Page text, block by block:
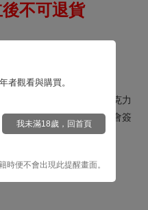
不可退貨
之陰沉VTuber！
的我(02)特典版、精美壓克力
(2入)、2026年漫畫博覽會簽
止)
者觀看與購買。
我未滿18歲，回首頁
時便不會出現此提醒畫面。